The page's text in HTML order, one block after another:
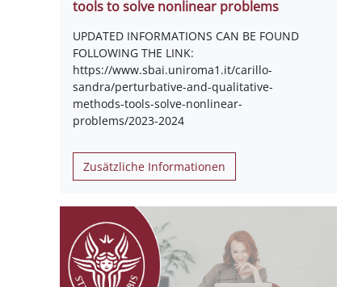
tools to solve nonlinear problems
UPDATED INFORMATIONS CAN BE FOUND
FOLLOWING THE LINK:
https://www.sbai.uniroma1.it/carillo-
sandra/perturbative-and-qualitative-
methods-tools-solve-nonlinear-
problems/2023-2024
Zusätzliche Informationen